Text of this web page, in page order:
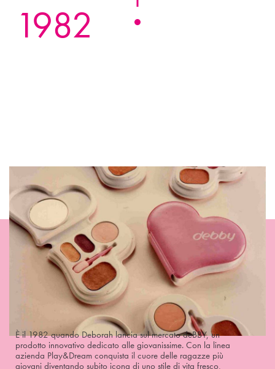
1982
È il 1982 quando Deborah lancia sul mercato deBBY, un
prodotto innovativo dedicato alle giovanissime. Con la linea
azienda Play&Dream conquista il cuore delle ragazze più
giovani diventando subito icona di uno stile di vita fresco,